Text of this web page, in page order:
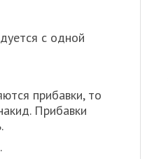
с одной
прибавки, то
Прибавки